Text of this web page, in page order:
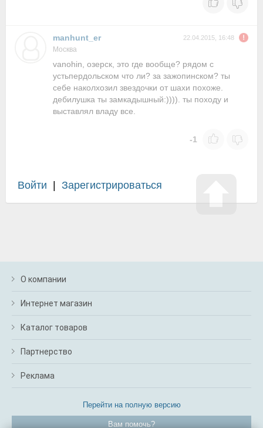
manhunt_er 22.04.2015, 16:48
Москва
vanohin, озерск, это где вообще? рядом с
устьпердольском что ли? за зажопинском? ты
себе наколхозил звездочки от шахи похоже.
дебилушка ты замкадышный:)))). ты походу и
выставлял владу все.
-1
Войти Зарегистрироваться
О компании
Интернет магазин
Каталог товаров
Партнерство
Реклама
Перейти на полную версию
Вам помочь?